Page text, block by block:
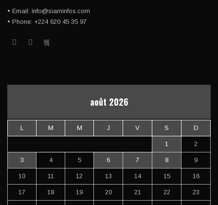
• Email: info@siaminfos.com
• Phone: +224 620 45 35 97
août 2026
L M M J V S D
1 2
3 4 5 6 7 8 9
10 11 12 13 14 15 16
17 18 19 20 21 22 23